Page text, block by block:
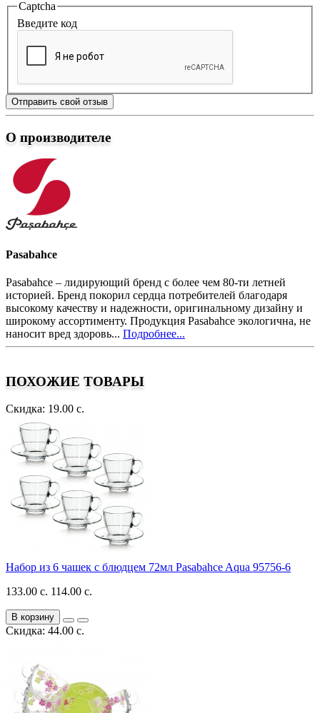
Captcha
Введите код
Отправить свой отзыв
О производителе
Pasabahce
Pasabahce – лидирующий бренд с более чем 80-ти летней
историей. Бренд покорил сердца потребителей благодаря
высокому качеству и надежности, оригинальному дизайну и
широкому ассортименту. Продукция Pasabahce экологична, не
наносит вред здоровь... Подробнее...
ПОХОЖИЕ ТОВАРЫ
Скидка: 19.00 с.
Набор из 6 чашек с блюдцем 72мл Pasabahce Aqua 95756-6
133.00 с. 114.00 с.
В корзину
Скидка: 44.00 с.